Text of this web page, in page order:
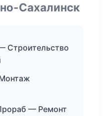
Сахалинск
Строительство
— Ремонт